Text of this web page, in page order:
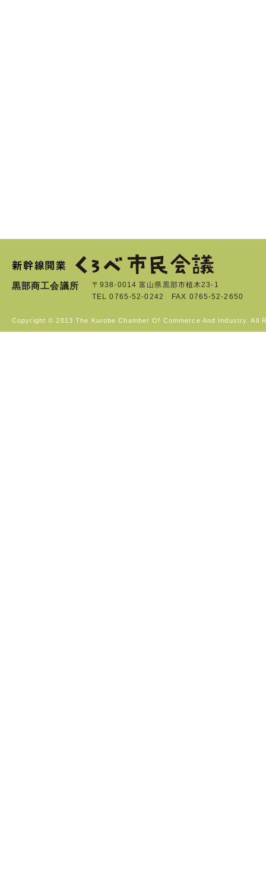
黒部商工会議所
〒938-0014 富山県黒部市植木23-1
TEL 0765-52-0242 FAX 0765-52-2650
Copyright © 2013 The Kurobe Chamber Of Commerce And Industry. All